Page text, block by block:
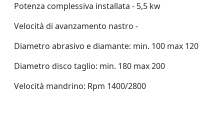
Potenza complessiva installata - 5,5 kw
Velocità di avanzamento nastro -
Diametro abrasivo e diamante: min. 100 max 120
Diametro disco taglio: min. 180 max 200
Velocità mandrino: Rpm 1400/2800